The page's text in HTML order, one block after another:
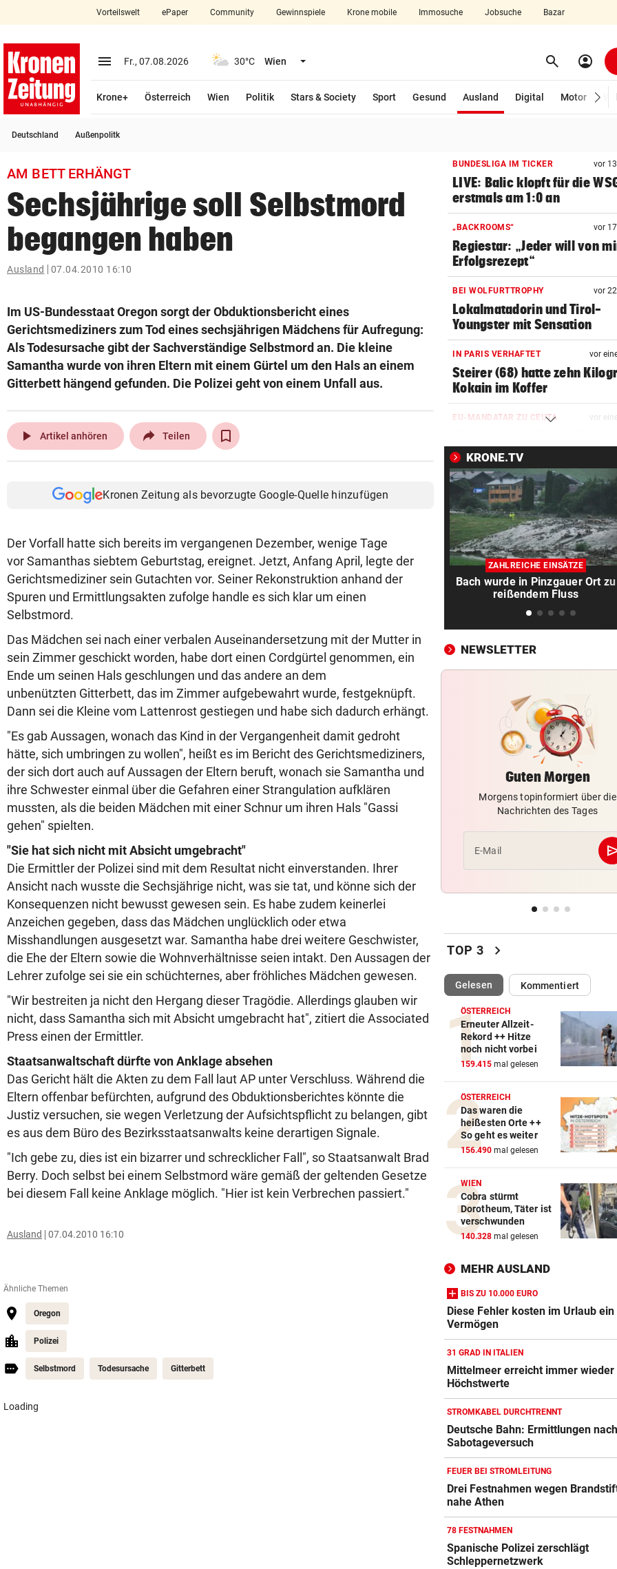
closeSchließen
account_circle Anmelden
arrow_right
search
Suchbegriff
eingeben
© Krone Multimedia GmbH & Co KG 2026
Muthgasse 2, 1190 Wien
Vorteilswelt ePaper Community Gewinnspiele Krone mobile Immosuche Jobsuche Bazar
menu Menü aufklappen
Fr., 07.08.2026 30°C Wien Menü aufklappen search Suchen
account_circle
Krone+ Österreich Wien Politik Stars & Society Sport Gesund Ausland
Digital
Motor
Deutschland Außenpolitk
AM BETT ERHÄNGT
Sechsjährige soll Selbstmord
begangen haben
Ausland 07.04.2010 16:10
Im US-Bundesstaat Oregon sorgt der Obduktionsbericht eines
Gerichtsmediziners zum Tod eines sechsjährigen Mädchens für Aufregung:
Als Todesursache gibt der Sachverständige Selbstmord an. Die kleine
Samantha wurde von ihren Eltern mit einem Gürtel um den Hals an einem
Gitterbett hängend gefunden. Die Polizei geht von einem Unfall aus.
play_arrow Artikel anhören Teilen
Kronen Zeitung als bevorzugte Google-Quelle hinzufügen
Der Vorfall hatte sich bereits im vergangenen Dezember, wenige Tage
vor Samanthas siebtem Geburtstag, ereignet. Jetzt, Anfang April, legte der
Gerichtsmediziner sein Gutachten vor. Seiner Rekonstruktion anhand der
Spuren und Ermittlungsakten zufolge handle es sich klar um einen
Selbstmord.
Das Mädchen sei nach einer verbalen Auseinandersetzung mit der Mutter in
sein Zimmer geschickt worden, habe dort einen Cordgürtel genommen, ein
Ende um seinen Hals geschlungen und das andere an dem
unbenützten Gitterbett, das im Zimmer aufgebewahrt wurde, festgeknüpft.
Dann sei die Kleine vom Lattenrost gestiegen und habe sich dadurch erhängt.
"Es gab Aussagen, wonach das Kind in der Vergangenheit damit gedroht
hätte, sich umbringen zu wollen", heißt es im Bericht des Gerichtsmediziners,
der sich dort auch auf Aussagen der Eltern beruft, wonach sie Samantha und
ihre Schwester einmal über die Gefahren einer Strangulation aufklären
mussten, als die beiden Mädchen mit einer Schnur um ihren Hals "Gassi
gehen" spielten.
"Sie hat sich nicht mit Absicht umgebracht"
Die Ermittler der Polizei sind mit dem Resultat nicht einverstanden. Ihrer
Ansicht nach wusste die Sechsjährige nicht, was sie tat, und könne sich der
Konsequenzen nicht bewusst gewesen sein. Es habe zudem keinerlei
Anzeichen gegeben, dass das Mädchen unglücklich oder etwa
Misshandlungen ausgesetzt war. Samantha habe drei weitere Geschwister,
die Ehe der Eltern sowie die Wohnverhältnisse seien intakt. Den Aussagen der
Lehrer zufolge sei sie ein schüchternes, aber fröhliches Mädchen gewesen.
"Wir bestreiten ja nicht den Hergang dieser Tragödie. Allerdings glauben wir
nicht, dass Samantha sich mit Absicht umgebracht hat", zitiert die Associated
Press einen der Ermittler.
Staatsanwaltschaft dürfte von Anklage absehen
Das Gericht hält die Akten zu dem Fall laut AP unter Verschluss. Während die
Eltern offenbar befürchten, aufgrund des Obduktionsberichtes könnte die
Justiz versuchen, sie wegen Verletzung der Aufsichtspflicht zu belangen, gibt
es aus dem Büro des Bezirksstaatsanwalts keine derartigen Signale.
"Ich gebe zu, dies ist ein bizarrer und schrecklicher Fall", so Staatsanwalt Brad
Berry. Doch selbst bei einem Selbstmord wäre gemäß der geltenden Gesetze
bei diesem Fall keine Anklage möglich. "Hier ist kein Verbrechen passiert."
Ausland 07.04.2010 16:10
Ähnliche Themen
Oregon
Polizei
Selbstmord Todesursache Gitterbett
Nervenstarker
Schwärzler zieht
ins Halbfinale ein
ÖBB-
sterben
BUNDESLIGA IM TICKER vor
LIVE: Balic klopft für die
erstmals am 1:0 an
„BACKROOMS“ vor
Regiestar: „Jeder will von
Erfolgsrezept“
BEI WOLFURTTROPHY vor
Lokalmatadorin und Tirol-
Youngster mit Sensation
IN PARIS VERHAFTET vor
Steirer (68) hatte zehn
Kokain im Koffer
EU-MANDATAR ZU CEUTA vor
mehr passieren!“
WETTER IN ÖSTERREICH vor
Hier kann es heute Nacht
ordentlich gewittern
RED BULL SALZBURG/WAC vor
Verhounig mit Klausel,
am Prüfstand
Rapids System? „Lassen den
Jungs alle Freiheiten!“
SZENE SETZT SICH FEST vor
Wiener Bezirk Mariahilf
KEIN ANTI-IRAN-PAKT vor
Diese drei Länder schlossen
Militär-Bündnis
TOUR DE FRANCE – DAMEN vor
Polin Niewiadoma
Mont Ventoux
vor
Vermögen
Austria und SKN hoffen auf
ins CL-Playoff
PERSONALMANGEL
Vorarlbergs Polizei braucht
Hilfe von außen
WK-LEITER RAUSGEWORFEN vor
Aussagen von Thaler
Gericht für Staunen
BEQUEM NACH VENEDIG? vor
ÖBB-Odyssee: „Haben uns
sterben lassen“
VERHEERENDE UNWETTER
Der Tag danach: „Es sieht
am Schlachtfeld“
OBJEKTIVE BEWERTUNGEN? vor
der Landeskassa
AUSTRIA WIEN vor
Mutiges Hollywood wird zur
violetten Realität
SCHONUNG ANGESAGT vor 2
Operation bei ÖSV-Skistar
erfolgreich verlaufen!
KRONE.TV
ZAHLREICHE EINSÄTZE
Bach wurde in Pinzgauer Ort zu
reißendem Fluss
NEWSLETTER
Guten Morgen
Morgens topinformiert über die
Nachrichten des Tages
E-Mail
TOP 3 chevron_right
Gelesen(ausgewählt)Kommentiert
ÖSTERREICH
Erneuter Allzeit-
Rekord ++ Hitze
noch nicht vorbei
159.415 mal gelesen
ÖSTERREICH
Das waren die
heißesten Orte ++
So geht es weiter
156.490 mal gelesen
WIEN
Cobra stürmt
Dorotheum, Täter ist
verschwunden
140.328 mal gelesen
MEHR AUSLAND
BIS ZU 10.000 EURO
Diese Fehler kosten im Urlaub ein
Vermögen
31 GRAD IN ITALIEN
Mittelmeer erreicht immer wieder
Höchstwerte
STROMKABEL DURCHTRENNT
Deutsche Bahn: Ermittlungen nach
Sabotageversuch
FEUER BEI STROMLEITUNG
Drei Festnahmen wegen
nahe Athen
78 FESTNAHMEN
Spanische Polizei zerschlägt
Schleppernetzwerk